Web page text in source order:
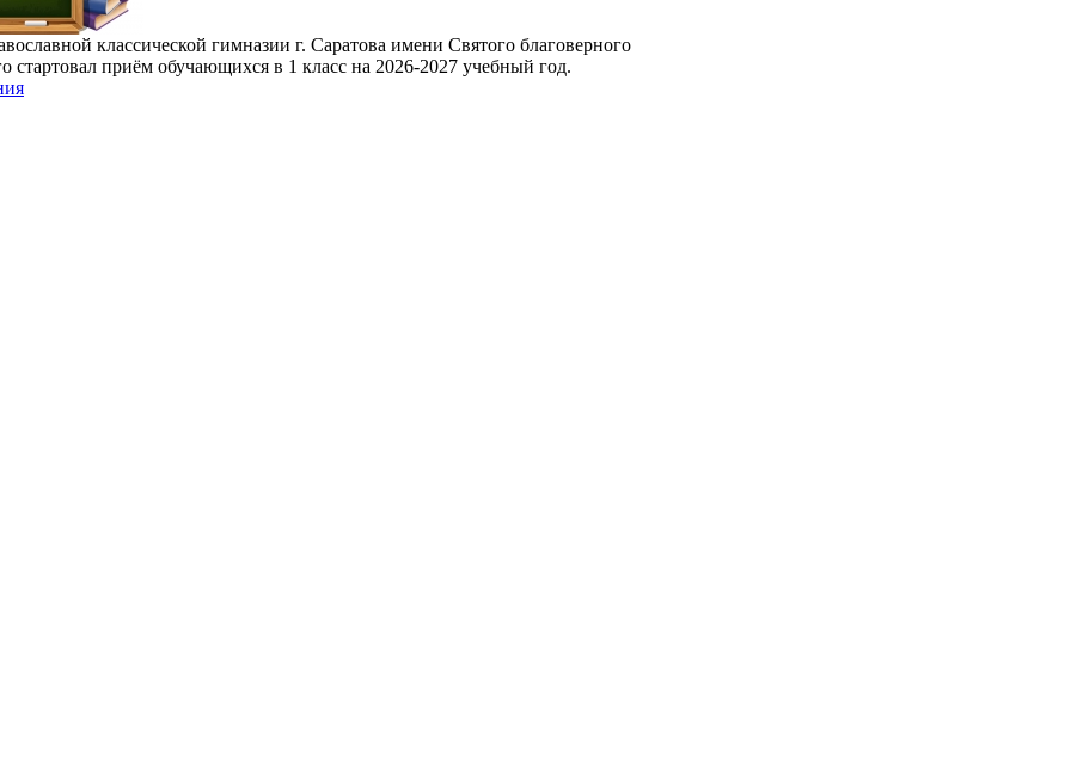
классической гимназии г. Саратова имени Святого благоверного
стартовал приём обучающихся в 1 класс на 2026-2027 учебный год.